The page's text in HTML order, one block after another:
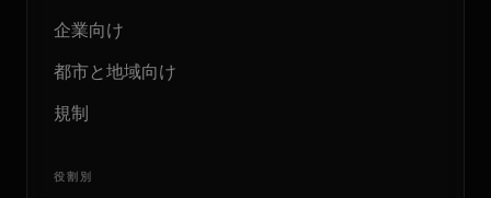
企業向け
都市と地域向け
規制
役割別